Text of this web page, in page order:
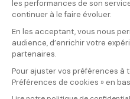
Donnez votre avis
Votre note
Votre commentaire
Il faut vous connecter
publier un avis